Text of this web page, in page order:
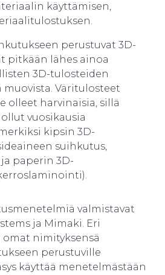
käyttämisen,
perustuvat 3D-
pitkään lähes ainoa
3D-tulosteiden
muovista. Väritulosteet
olleet harvinaisia, sillä
vuosikausia
kipsin 3D-
suihkutus,
paperin 3D-
valmistavat
ja Mimaki. Eri
nimityksensä
perustuville
käyttää menetelmästään